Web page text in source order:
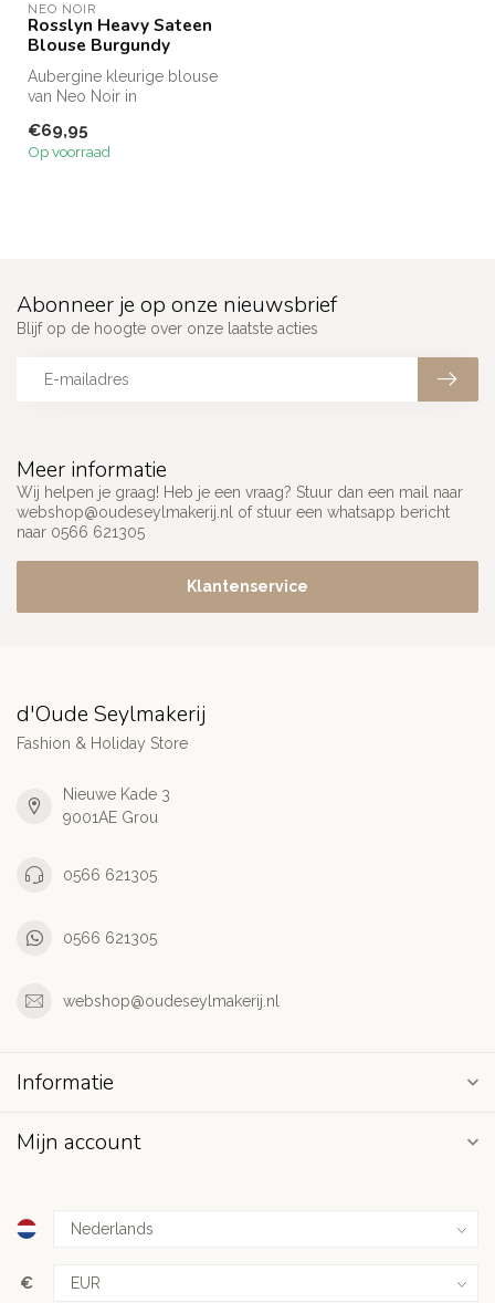
NEO NOIR
Rosslyn Heavy Sateen
Blouse Burgundy
Aubergine kleurige blouse
van Neo Noir in
€69,95
Op voorraad
Meer informatie
Wij helpen je graag! Heb je een vraag? Stuur dan een mail naar
webshop@oudeseylmakerij.nl of stuur een whatsapp bericht
naar 0566 621305
Klantenservice
Abonneer je op onze nieuwsbrief
Blijf op de hoogte over onze laatste acties
d'Oude Seylmakerij
Fashion & Holiday Store
Nieuwe Kade 3
9001AE Grou
0566 621305
0566 621305
webshop@oudeseylmakerij.nl
Informatie
Mijn account
€